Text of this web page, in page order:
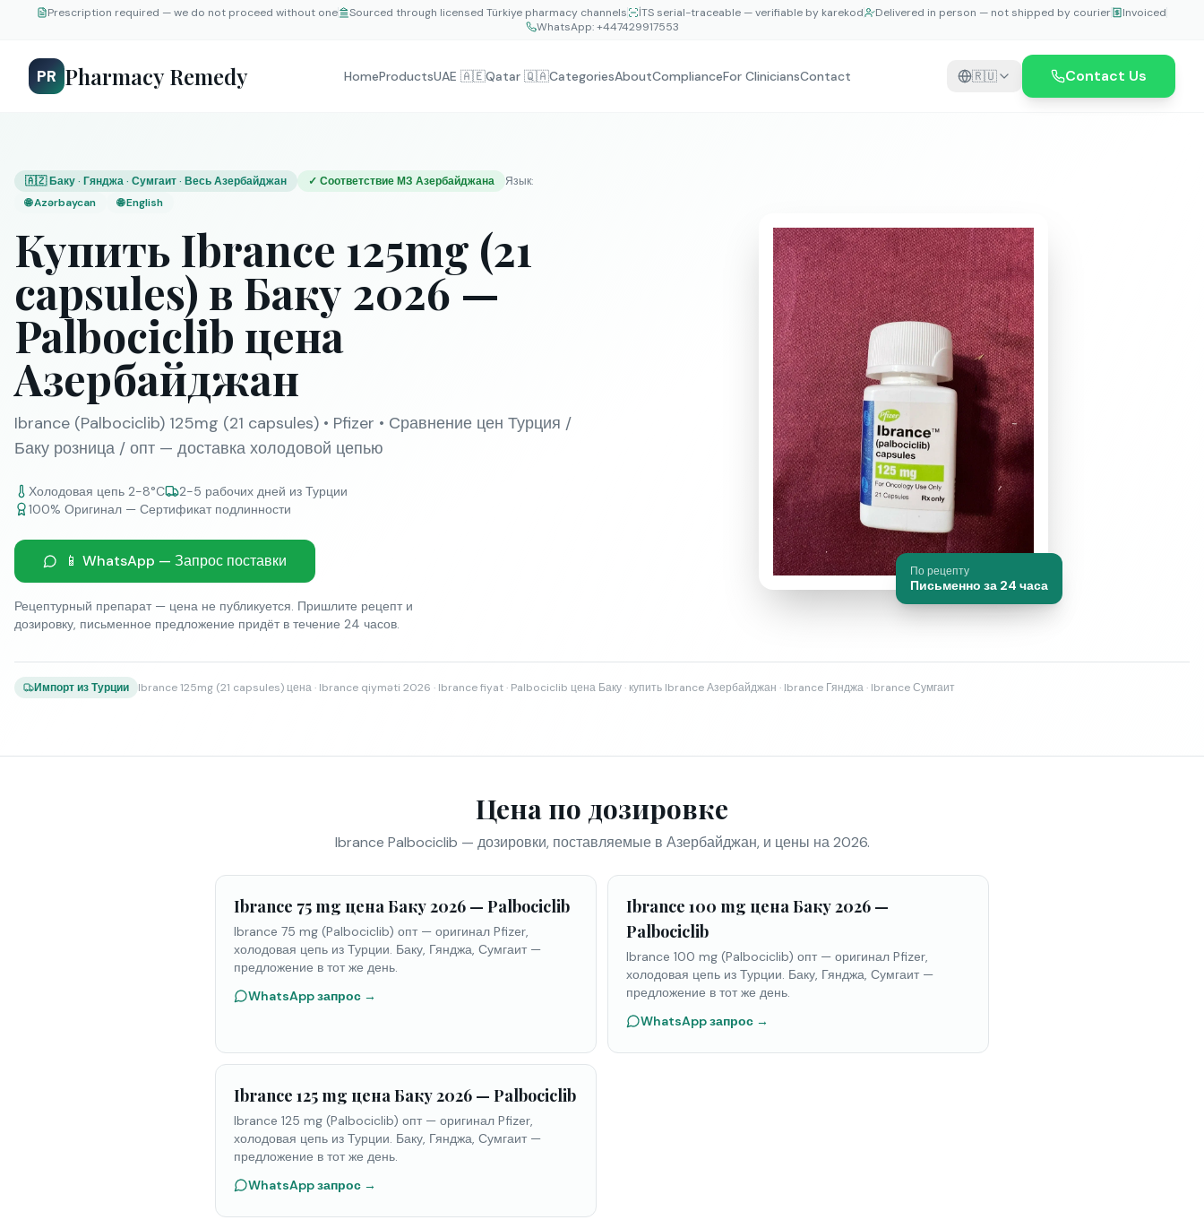
Prescription required — we do not proceed without one Sourced through licensed Türkiye pharmacy channels İTS serial-traceable — verifiable by karekod Delivered in person — not shipped by courier
Invoiced
WhatsApp:+447429917553
PR Pharmacy Remedy HomeProductsUAE 🇦🇪Qatar 🇶🇦CategoriesAboutComplianceFor CliniciansContact 🇷🇺 Contact Us
🇦🇿 Баку · Гянджа · Сумгаит · Весь Азербайджан ✓ Соответствие МЗ Азербайджана Язык:
🌐Azərbaycan 🌐English
Купить Ibrance 125mg (21
capsules) в Баку 2026 —
Palbociclib цена
Азербайджан
Ibrance (Palbociclib) 125mg (21 capsules) • Pfizer • Сравнение цен Турция /
Баку розница / опт — доставка холодовой цепью
Холодовая цепь 2-8°C
2-5 рабочих дней из Турции
100% Оригинал — Сертификат подлинности
📱 WhatsApp — Запрос поставки
Рецептурный препарат — цена не публикуется. Пришлите рецепт и
дозировку, письменное предложение придёт в течение 24 часов.
По рецепту
Письменно за 24 часа
Импорт из Турции Ibrance 125mg (21 capsules) цена · Ibrance qiyməti 2026 · Ibrance fiyat · Palbociclib цена Баку · купить Ibrance Азербайджан · Ibrance Гянджа · Ibrance Сумгаит
Цена по дозировке
Ibrance Palbociclib — дозировки, поставляемые в Азербайджан, и цены на 2026.
Ibrance 75 mg цена Баку 2026 — Palbociclib
Ibrance 75 mg (Palbociclib) опт — оригинал Pfizer,
холодовая цепь из Турции. Баку, Гянджа, Сумгаит —
предложение в тот же день.
WhatsApp запрос →
Ibrance 100 mg цена Баку 2026 —
Palbociclib
Ibrance 100 mg (Palbociclib) опт — оригинал Pfizer,
холодовая цепь из Турции. Баку, Гянджа, Сумгаит —
предложение в тот же день.
WhatsApp запрос →
Ibrance 125 mg цена Баку 2026 — Palbociclib
Ibrance 125 mg (Palbociclib) опт — оригинал Pfizer,
холодовая цепь из Турции. Баку, Гянджа, Сумгаит —
предложение в тот же день.
WhatsApp запрос →